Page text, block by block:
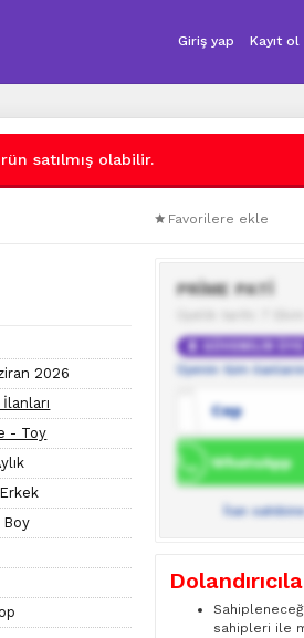
Giriş yap Kayıt ol
satılmış olabilir.
Favorilere ekle
2026
- Toy
Boy
PRİME PATİ
GÜVENİLİR ÜYE
Üyenin tüm
Cep
WhatsApp
İlan
sahipleri ile